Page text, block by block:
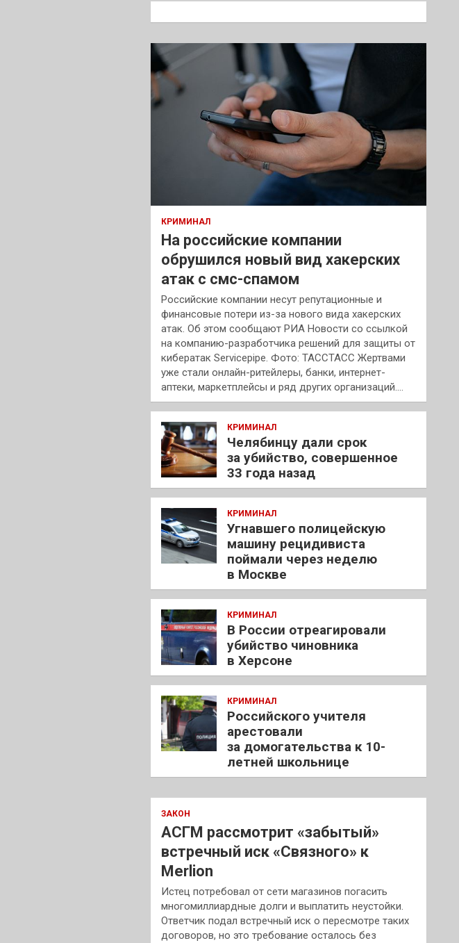
к
КРИМИНАЛ
На российские компании
обрушился новый вид хакерских
атак с смс-спамом
Российские компании несут репутационные и
финансовые потери из-за нового вида хакерских
атак. Об этом сообщают РИА Новости со ссылкой
на компанию-разработчика решений для защиты от
кибератак Servicepipe. Фото: ТАССТАСС Жертвами
уже стали онлайн-ритейлеры, банки, интернет-
аптеки, маркетплейсы и ряд других организаций.…
КРИМИНАЛ
Челябинцу дали срок
за убийство, совершенное
33 года назад
КРИМИНАЛ
Угнавшего полицейскую
машину рецидивиста
поймали через неделю
в Москве
КРИМИНАЛ
В России отреагировали
убийство чиновника
в Херсоне
КРИМИНАЛ
Российского учителя
арестовали
за домогательства к 10-
летней школьнице
ЗАКОН
АСГМ рассмотрит «забытый»
встречный иск «Связного» к
Merlion
Истец потребовал от сети магазинов погасить
многомиллиардные долги и выплатить неустойки.
Ответчик подал встречный иск о пересмотре таких
договоров, но это требование осталось без